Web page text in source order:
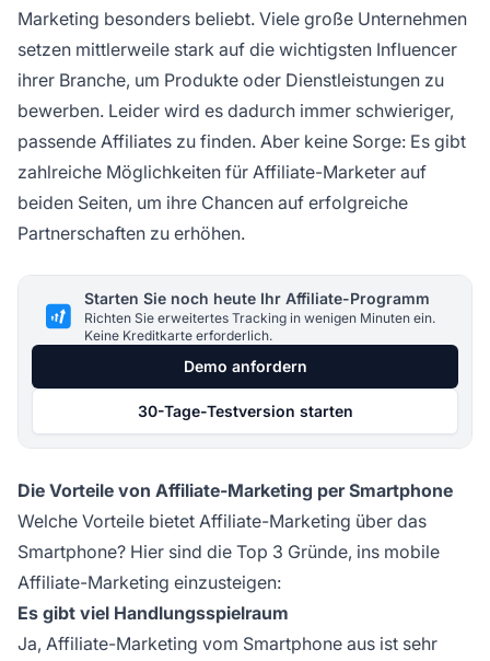
Marketing besonders beliebt. Viele große Unternehmen
setzen mittlerweile stark auf die wichtigsten Influencer
ihrer Branche, um Produkte oder Dienstleistungen zu
bewerben. Leider wird es dadurch immer schwieriger,
passende Affiliates zu finden. Aber keine Sorge: Es gibt
zahlreiche Möglichkeiten für Affiliate-Marketer auf
beiden Seiten, um ihre Chancen auf erfolgreiche
Partnerschaften zu erhöhen.
Starten Sie noch heute Ihr Affiliate-Programm
Richten Sie erweitertes Tracking in wenigen Minuten ein.
Keine Kreditkarte erforderlich.
Demo anfordern
30-Tage-Testversion starten
Die Vorteile von Affiliate-Marketing per Smartphone
Welche Vorteile bietet Affiliate-Marketing über das
Smartphone? Hier sind die Top 3 Gründe, ins mobile
Affiliate-Marketing einzusteigen:
Es gibt viel Handlungsspielraum
Ja, Affiliate-Marketing vom Smartphone aus ist sehr